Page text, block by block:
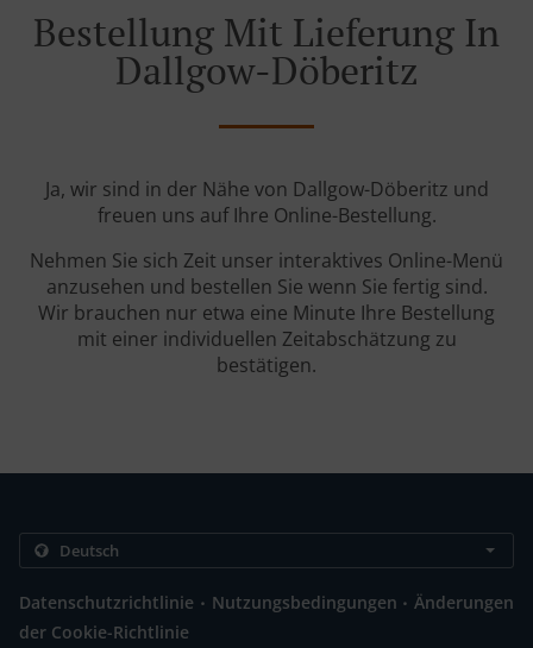
Bestellung Mit Lieferung In
Dallgow-Döberitz
Ja, wir sind in der Nähe von Dallgow-Döberitz und
freuen uns auf Ihre Online-Bestellung.
Nehmen Sie sich Zeit unser interaktives Online-Menü
anzusehen und bestellen Sie wenn Sie fertig sind.
Wir brauchen nur etwa eine Minute Ihre Bestellung
mit einer individuellen Zeitabschätzung zu
bestätigen.
Datenschutzrichtlinie . Nutzungsbedingungen . Änderungen
der Cookie-Richtlinie